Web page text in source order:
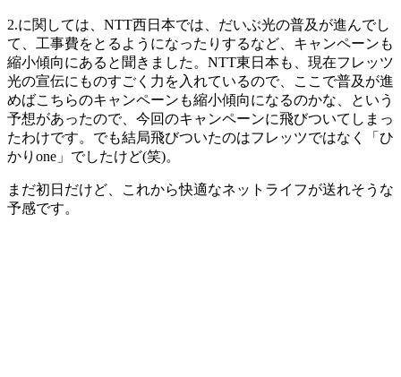
2.に関しては、NTT西日本では、だいぶ光の普及が進んでし
て、工事費をとるようになったりするなど、キャンペーンも
縮小傾向にあると聞きました。NTT東日本も、現在フレッツ
光の宣伝にものすごく力を入れているので、ここで普及が進
めばこちらのキャンペーンも縮小傾向になるのかな、という
予想があったので、今回のキャンペーンに飛びついてしまっ
たわけです。でも結局飛びついたのはフレッツではなく「ひ
かりone」でしたけど(笑)。
まだ初日だけど、これから快適なネットライフが送れそうな
予感です。